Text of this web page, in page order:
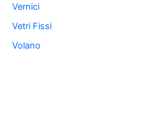
Vernici
Vetri Fissi
Volano